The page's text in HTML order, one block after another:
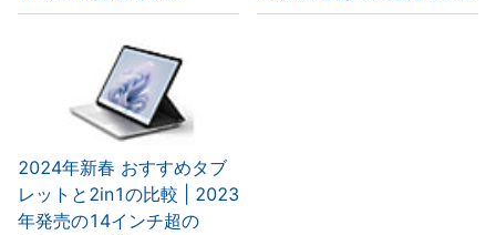
2024年新春 おすすめタブ
レットと2in1の比較 | 2023
年発売の14インチ超の